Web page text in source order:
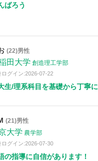
ばろう
(22)男性
田大学 創造理工学部
ログイン:2026-07-22
生/理系科目を基礎から丁寧に
(21)男性
大学 農学部
ログイン:2026-07-30
の指導に自信があります！